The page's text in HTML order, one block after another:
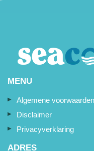
MENU
Algemene voorwaarden
Disclaimer
Privacyverklaring
ADRES